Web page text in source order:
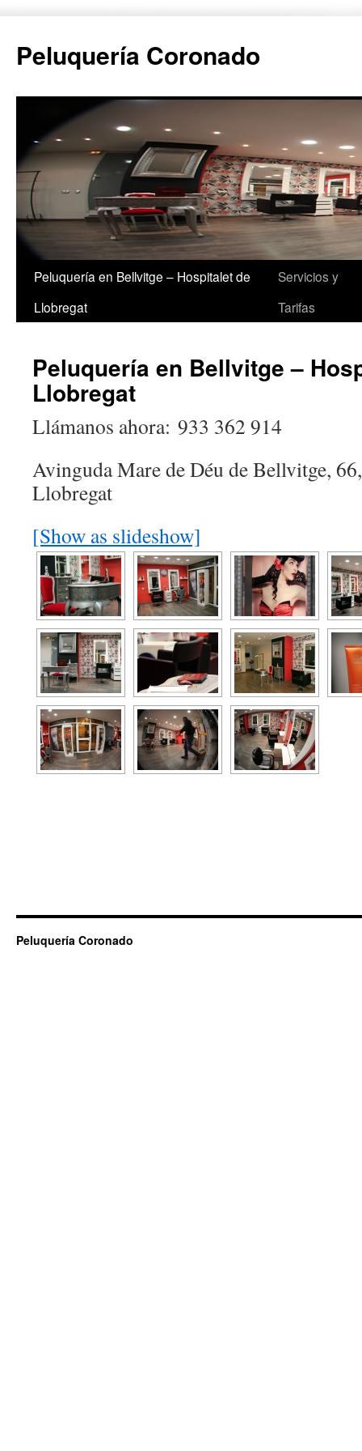
Peluquería Coronado
Saltar
Peluquería en Bellvitge – Hospitalet de
Llobregat
Servicios y
Tarifas
Peluquería en Bellvitge –
Llobregat
Llámanos ahora: 933 362 914
Avinguda Mare de Déu de Bellvitge,
Llobregat
[Show as slideshow]
Peluquería Coronado